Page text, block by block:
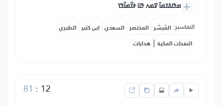
ߘߟߊߡߌߘߊ߫ ߜߘߍ ߟߎ߫ ߦߌ߬ߘߊ߬ߟߌ
التفاسير: المُيسَّر المختصر السعدي ابن كثير الطبري
النفحات المكية | هدايات
12
:
81